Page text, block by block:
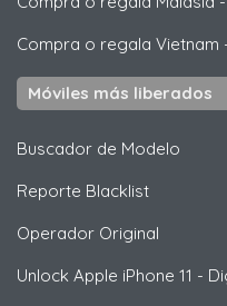
Compra o regala Vietnam
Móviles más liberados
Buscador de Modelo
Reporte Blacklist
Operador Original
Unlock Apple iPhone 11 -